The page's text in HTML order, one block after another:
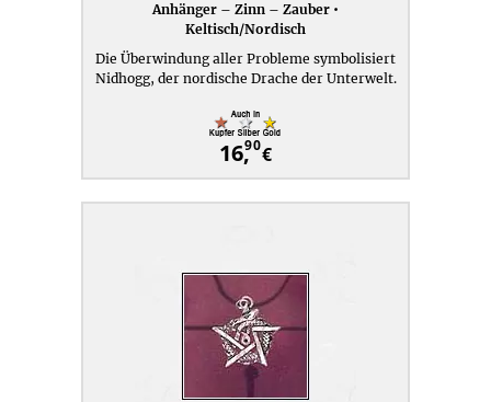
Anhänger – Zinn – Zauber •
Keltisch/Nordisch
Die Überwindung aller Probleme symbolisiert
Nidhogg, der nordische Drache der Unterwelt.
16,90€